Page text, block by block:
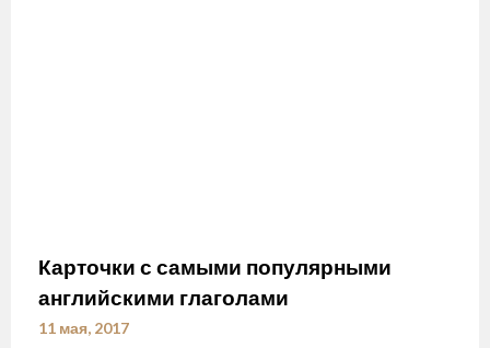
Карточки с самыми популярными
английскими глаголами
11 мая, 2017